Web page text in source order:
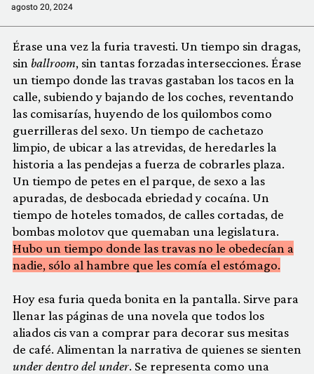
agosto 20, 2024
Érase una vez la furia travesti. Un tiempo sin dragas,
sin ballroom, sin tantas forzadas intersecciones. Érase
un tiempo donde las travas gastaban los tacos en la
calle, subiendo y bajando de los coches, reventando
las comisarías, huyendo de los quilombos como
guerrilleras del sexo. Un tiempo de cachetazo
limpio, de ubicar a las atrevidas, de heredarles la
historia a las pendejas a fuerza de cobrarles plaza.
Un tiempo de petes en el parque, de sexo a las
apuradas, de desbocada ebriedad y cocaína. Un
tiempo de hoteles tomados, de calles cortadas, de
bombas molotov que quemaban una legislatura.
Hubo un tiempo donde las travas no le obedecían a
nadie, sólo al hambre que les comía el estómago.
Hoy esa furia queda bonita en la pantalla. Sirve para
llenar las páginas de una novela que todos los
aliados cis van a comprar para decorar sus mesitas
de café. Alimentan la narrativa de quienes se sienten
under dentro del under. Se representa como una